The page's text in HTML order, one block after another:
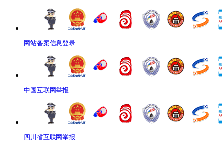
网站备案信息登录
中国互联网举报
四川省互联网举报